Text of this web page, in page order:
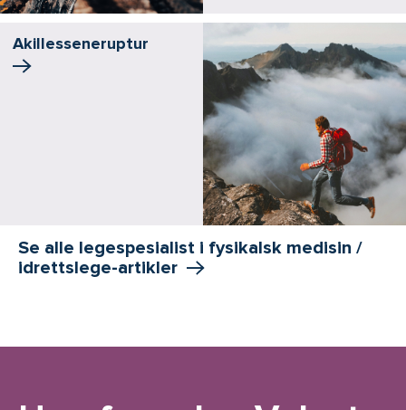
Akillessene­ruptur
Se alle legespesialist i fysikalsk medisin /
idrettslege-artikler